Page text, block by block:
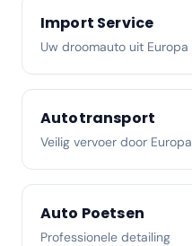
Import Service
Uw droomauto uit Europa
Autotransport
Veilig vervoer door Europa
Auto Poetsen
Professionele detailing